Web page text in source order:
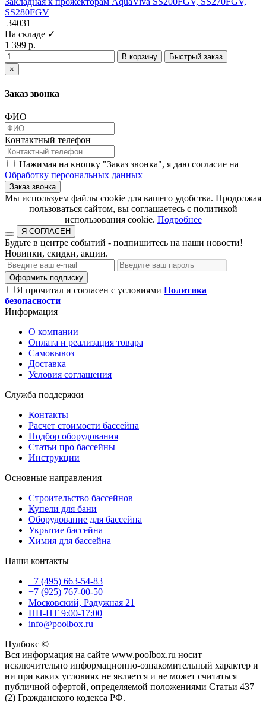
SS280FGV
34031
На складе ✓
1 399 р.
В корзину
Быстрый заказ
×
Заказ звонка
ФИО
Контактный телефон
Нажимая на кнопку "Заказ звонка", я даю согласие на
Обработку персональных данных
Заказ звонка
​​​​​​​Мы используем файлы cookie для вашего удобства. Продолжая
пользоваться сайтом, вы соглашаетесь с политикой
использования cookie.​​​​​​​ Подробнее
Я СОГЛАСЕН
Будьте в центре событий - подпишитесь на наши новости!
Новинки, скидки, акции.
Оформить подписку
Я прочитал и согласен с условиями Политика
безопасности
Информация
О компании
Оплата и реализация товара
Самовывоз
Доставка
Условия соглашения
Служба поддержки
Контакты
Расчет стоимости бассейна
Подбор оборудования
Статьи про бассейны
Инструкции
Основные направления
Строительство бассейнов
Купели для бани
Оборудование для бассейна
Укрытие бассейна
Химия для бассейна
Наши контакты
+7 (495) 663-54-83
+7 (925) 767-00-50
Московский, Радужная 21
ПН-ПТ 9:00-17:00
info@poolbox.ru
Пулбокс ©
Вся информация на сайте www.poolbox.ru носит
исключительно информационно-ознакомительный характер и
ни при каких условиях не является и не может считаться
публичной офертой, определяемой положениями Статьи 437
(2) Гражданского кодекса РФ.